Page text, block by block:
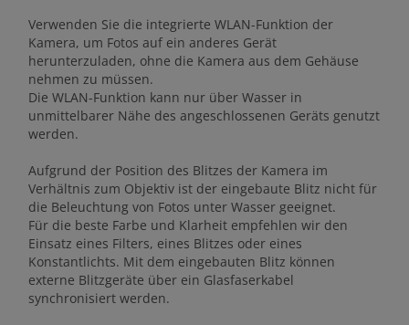
Verwenden Sie die integrierte WLAN-Funktion der
Kamera, um Fotos auf ein anderes Gerät
herunterzuladen, ohne die Kamera aus dem Gehäuse
nehmen zu müssen.
Die WLAN-Funktion kann nur über Wasser in
unmittelbarer Nähe des angeschlossenen Geräts genutzt
werden.
Aufgrund der Position des Blitzes der Kamera im
Verhältnis zum Objektiv ist der eingebaute Blitz nicht für
die Beleuchtung von Fotos unter Wasser geeignet.
Für die beste Farbe und Klarheit empfehlen wir den
Einsatz eines Filters, eines Blitzes oder eines
Konstantlichts. Mit dem eingebauten Blitz können
externe Blitzgeräte über ein Glasfaserkabel
synchronisiert werden.